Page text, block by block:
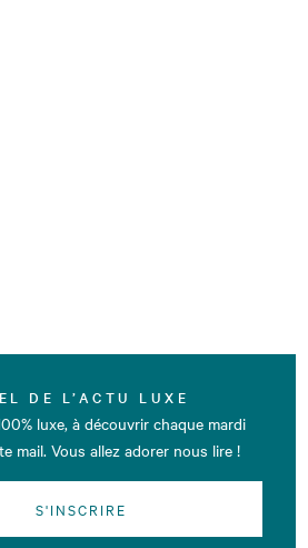
DE L’ACTU LUXE
luxe, à découvrir chaque mardi
mail. Vous allez adorer nous lire !
S'INSCRIRE